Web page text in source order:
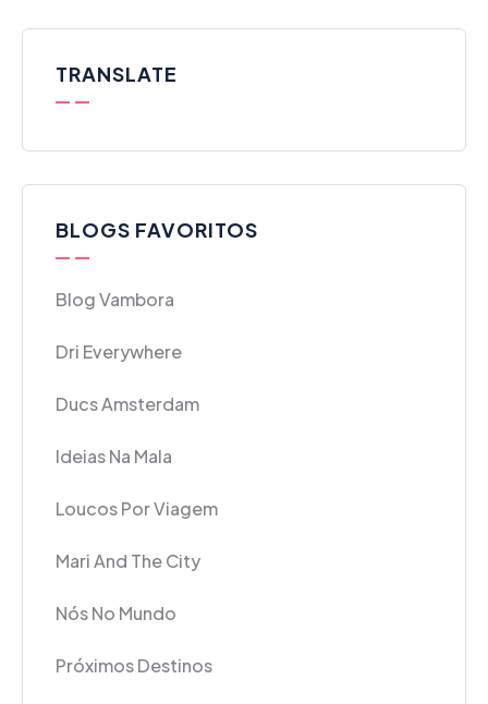
TRANSLATE
BLOGS FAVORITOS
Blog Vambora
Dri Everywhere
Ducs Amsterdam
Ideias Na Mala
Loucos Por Viagem
Mari And The City
Nós No Mundo
Próximos Destinos